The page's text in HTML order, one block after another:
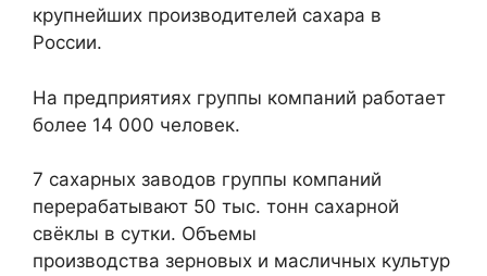
крупнейших производителей сахара в
России.
На предприятиях группы компаний работает
более 14 000 человек.
7 сахарных заводов группы компаний
перерабатывают 50 тыс. тонн сахарной
свёклы в сутки. Объемы
производства зерновых и масличных культур